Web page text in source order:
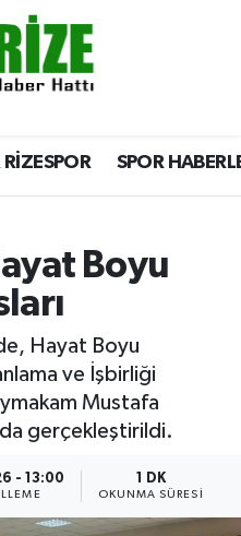
RİZESPOR SPOR
Boyu
Hayat Boyu
ve İşbirliği
Mustafa
gerçekleştirildi.
- 13:00 1 DK
OKUNMA SÜRESI
Haritası
ve Fikstür